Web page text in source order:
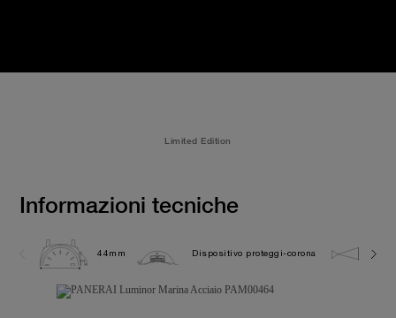
Limited Edition
Informazioni tecniche
44mm Dispositivo proteggi-corona